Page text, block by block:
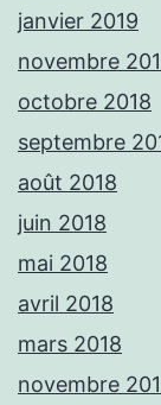
janvier 2019
novembre
octobre 2018
septembre
août 2018
juin 2018
mai 2018
avril 2018
mars 2018
novembre